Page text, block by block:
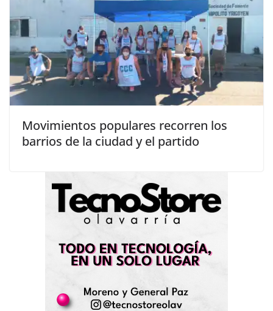
Movimientos populares recorren los
barrios de la ciudad y el partido